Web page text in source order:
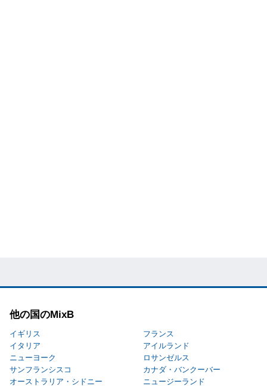
他の国のMixB
イギリス
フランス
イタリア
アイルランド
ニューヨーク
ロサンゼルス
サンフランシスコ
カナダ・バンクーバー
オーストラリア・シドニー
ニュージーランド